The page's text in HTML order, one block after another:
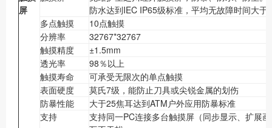
屏
防水达到IEC IP65级标准，平均无故障时间大于
多点触摸
10点触摸
分辨率
32767*32767
触摸精度
±1.5mm
透光率
98％以上
触摸寿命
可承受无限次的单点触摸
表面硬度
莫氏7级，能防止刀具或尖锐金属的划伤
防暴性能
大于25焦耳达到ATM户外应用防暴标准
支持
支持同一PC连接多台触摸屏（同步显示、扩展